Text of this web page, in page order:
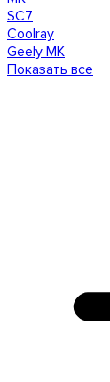
SC7
Coolray
Geely MK
Показать все